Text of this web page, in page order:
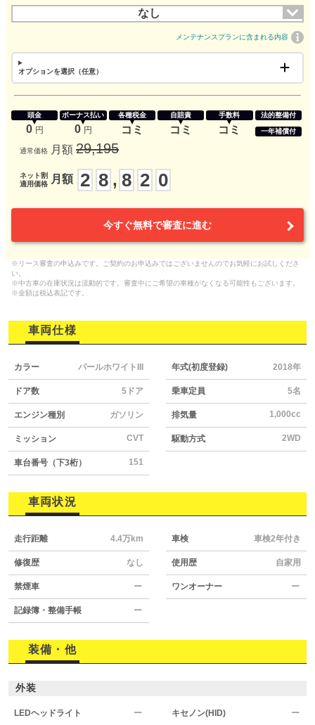
なし
メンテナンスプランに含まれる内容
オプションを選択（任意）
頭金
0 円
ボーナス払い
0 円
各種税金
コミ
自賠責
コミ
手数料
コミ
法的整備付
一年補償付
通常価格 月額 29,195
ネット割
適用価格
月額 2 8 , 8 2 0
今すぐ無料で審査に進む
※リース審査の申込みです。ご契約のお申込みではございませんのでお気軽にお試しくださ
い。
※中古車の在庫状況は流動的です。審査中にご希望の車種がなくなる可能性もございます。
※金額は税込表記です。
車両仕様
カラー パールホワイトIII 年式(初度登録) 2018年
ドア数 5ドア 乗車定員 5名
エンジン種別 ガソリン 排気量 1,000cc
ミッション CVT 駆動方式 2WD
車台番号（下3桁） 151
車両状況
走行距離 4.4万km 車検 車検2年付き
修復歴 なし 使用歴 自家用
禁煙車 ー ワンオーナー ー
記録簿・整備手帳 ー
装備・他
外装
LEDヘッドライト ー キセノン(HID) ー